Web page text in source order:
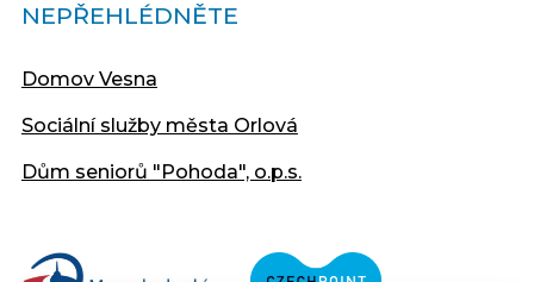
NEPŘEHLÉDNĚTE
Domov Vesna
Sociální služby města Orlová
Dům seniorů "Pohoda", o.p.s.